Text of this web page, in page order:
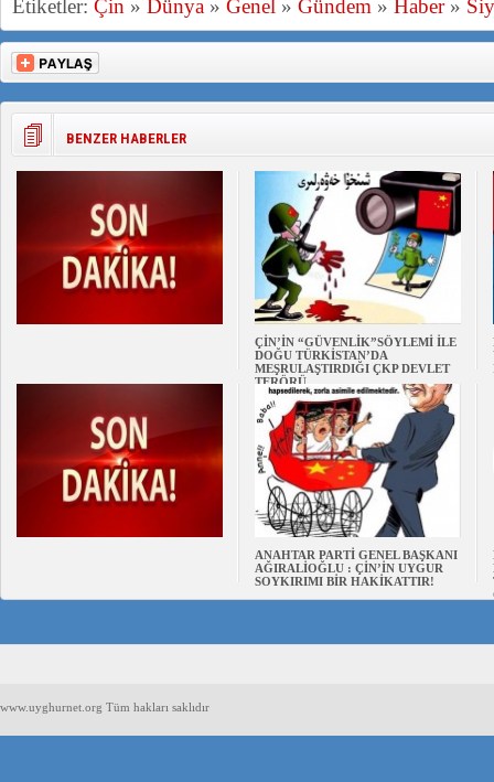
Etiketler: Çin » Dünya » Genel » Gündem » Haber»
BENZER HABERLER
ÇİN’İN “GÜVENLİK”SÖYLEMİ İLE
DOĞU TÜRKİSTAN’DA
MEŞRULAŞTIRDIĞI ÇKP DEVLET
TERÖRÜ
ANAHTAR PARTİ GENEL BAŞKANI
AĞIRALİOĞLU : ÇİN’İN UYGUR
SOYKIRIMI BİR HAKİKATTIR!
www.uyghurnet.org Tüm hakları saklıdır